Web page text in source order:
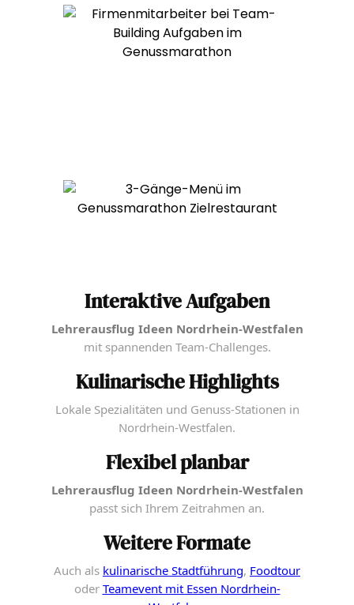
Interaktive Aufgaben
Lehrerausflug Ideen Nordrhein-Westfalen
mit spannenden Team-Challenges.
Kulinarische Highlights
Lokale Spezialitäten und Genuss-Stationen in
Nordrhein-Westfalen.
Flexibel planbar
Lehrerausflug Ideen Nordrhein-Westfalen
passt sich Ihrem Zeitrahmen an.
Weitere Formate
Auch als kulinarische Stadtführung, Foodtour
oder Teamevent mit Essen Nordrhein-